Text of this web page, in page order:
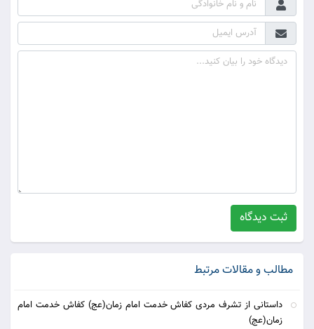
ثبت دیدگاه
مطالب و مقالات مرتبط
داستانی از تشرف مردی کفاش خدمت امام زمان(عج) کفاش خدمت امام
زمان(عج)